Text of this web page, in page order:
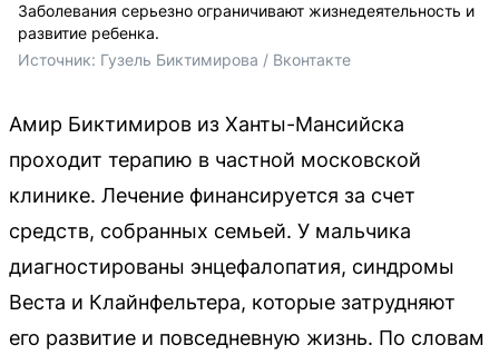
Заболевания серьезно ограничивают жизнедеятельность и
развитие ребенка.
Источник: Гузель Биктимирова / Вконтакте
Амир Биктимиров из Ханты-Мансийска
проходит терапию в частной московской
клинике. Лечение финансируется за счет
средств, собранных семьей. У мальчика
диагностированы энцефалопатия, синдромы
Веста и Клайнфельтера, которые затрудняют
его развитие и повседневную жизнь. По словам